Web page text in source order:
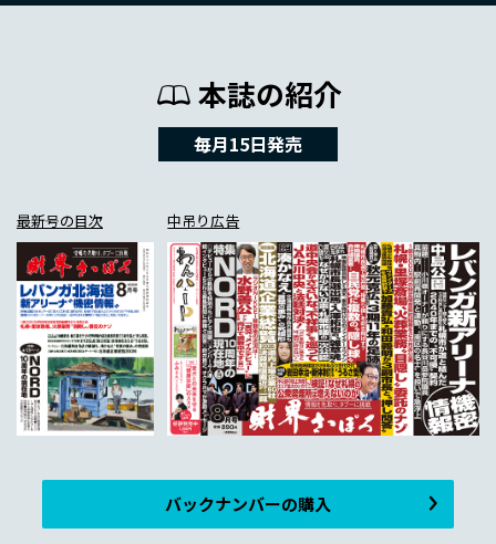
本誌の紹介
毎月15日発売
最新号の目次 中吊り広告
バックナンバーの購入